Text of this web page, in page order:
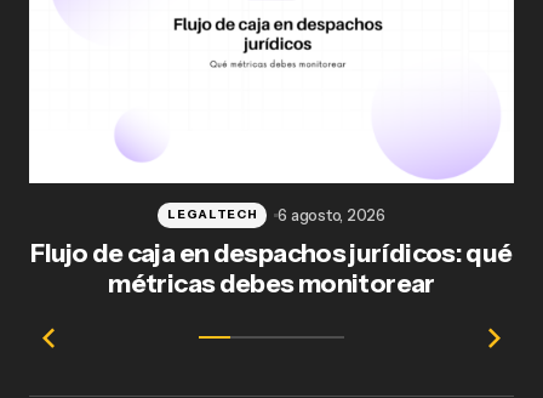
Flujo de caja en despachos jurídicos: qué
métricas debes monitorear
LEGALTECH 6 agosto, 2026